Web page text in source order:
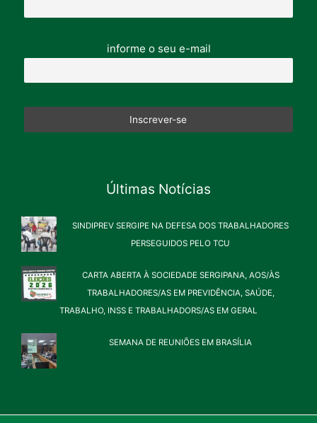
informe o seu e-mail
Últimas Notícias
SINDIPREV SERGIPE NA DEFESA DOS TRABALHADORES
PERSEGUIDOS PELO TCU
CARTA ABERTA À SOCIEDADE SERGIPANA, AOS/ÀS
TRABALHADORES/AS EM PREVIDÊNCIA, SAÚDE,
TRABALHO, INSS E TRABALHADORS/AS EM GERAL
SEMANA DE REUNIÕES EM BRASÍLIA